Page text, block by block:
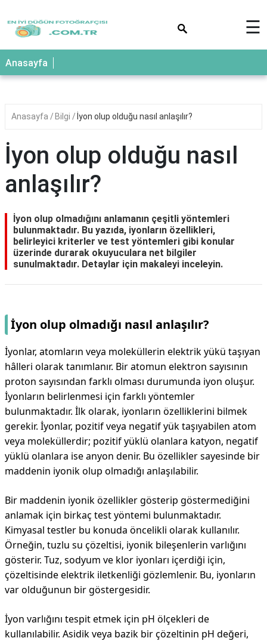
☰
Anasayfa
Anasayfa Bilgi İyon olup olduğu nasıl anlaşılır?
İyon olup olduğu nasıl
anlaşılır?
İyon olup olmadığını anlamanın çeşitli yöntemleri
bulunmaktadır. Bu yazıda, iyonların özellikleri,
belirleyici kriterler ve test yöntemleri gibi konular
üzerinde durarak okuyuculara net bilgiler
sunulmaktadır. Detaylar için makaleyi inceleyin.
İyon olup olmadığı nasıl anlaşılır?
İyonlar, atomların veya moleküllerin elektrik yükü taşıyan
hâlleri olarak tanımlanır. Bir atomun elektron sayısının
proton sayısından farklı olması durumunda iyon oluşur.
İyonların belirlenmesi için farklı yöntemler
bulunmaktadır. İlk olarak, iyonların özelliklerini bilmek
gerekir. İyonlar, pozitif veya negatif yük taşıyabilen atom
veya moleküllerdir; pozitif yüklü olanlara katyon, negatif
yüklü olanlara ise anyon denir. Bu özellikler sayesinde bir
maddenin iyonik olup olmadığı anlaşılabilir.
Bir maddenin iyonik özellikler gösterip göstermediğini
anlamak için birkaç test yöntemi bulunmaktadır.
Kimyasal testler bu konuda öncelikli olarak kullanılır.
Örneğin, tuzlu su çözeltisi, iyonik bileşenlerin varlığını
gösterir. Tuz, sodyum ve klor iyonları içerdiği için,
çözeltisinde elektrik iletkenliği gözlemlenir. Bu, iyonların
var olduğunun bir göstergesidir.
İyon varlığını tespit etmek için pH ölçekleri de
kullanılabilir. Asidik veya bazik bir çözeltinin pH değeri,